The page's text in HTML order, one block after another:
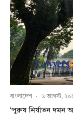
বাংলাদেশ · ৬ আগস্ট,
‘পুরুষ নির্যাতন দমন